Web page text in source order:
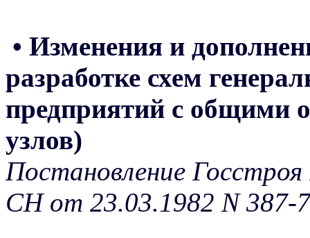
• Изменения и
разработке схем
предприятий с общими
узлов)
Постановление
СН от 23.03.1982 N 387-